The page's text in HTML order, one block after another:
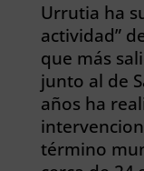
Urrutia ha
actividad”
que más
junto al de
años ha
término